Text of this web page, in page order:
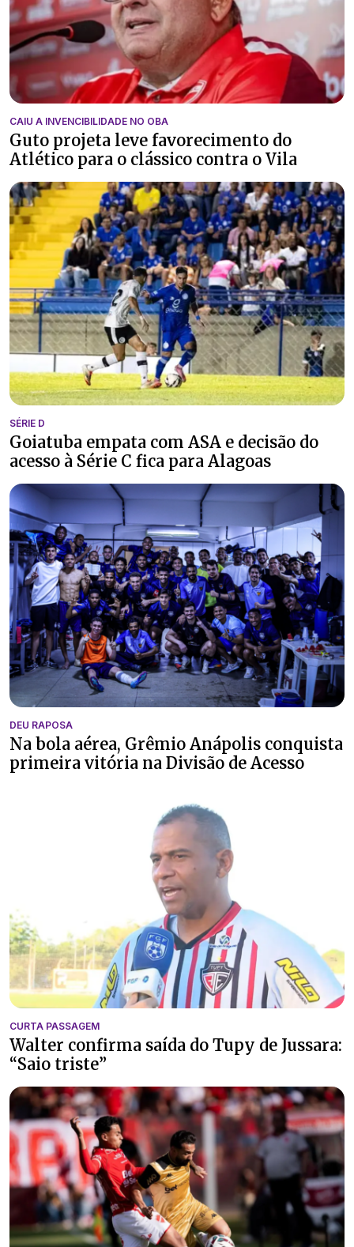
CAIU A INVENCIBILIDADE NO OBA
Guto projeta leve favorecimento do
Atlético para o clássico contra o Vila
SÉRIE D
Goiatuba empata com ASA e decisão do
acesso à Série C fica para Alagoas
DEU RAPOSA
Na bola aérea, Grêmio Anápolis conquista
primeira vitória na Divisão de Acesso
CURTA PASSAGEM
Walter confirma saída do Tupy de Jussara:
“Saio triste”